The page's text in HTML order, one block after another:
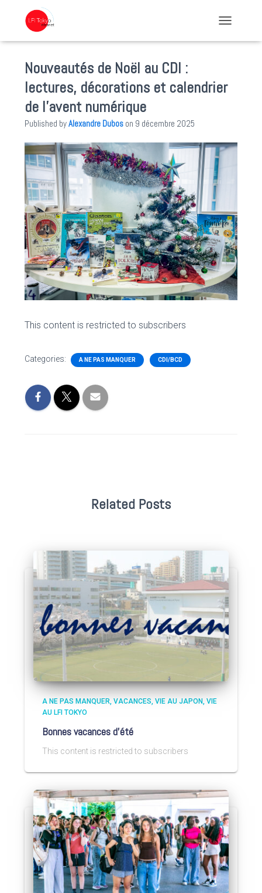
Nouveautés de Noël au CDI :
lectures, décorations et calendrier
de l’avent numérique
Published byAlexandre Dubos on 9 décembre 2025
This content is restricted to subscribers
Categories: A NE PAS MANQUER CDI/BCD
Related Posts
A NE PAS MANQUER VACANCES VIE AU JAPON VIE
AU LFI TOKYO
Bonnes vacances d’été
This content is restricted to subscribers